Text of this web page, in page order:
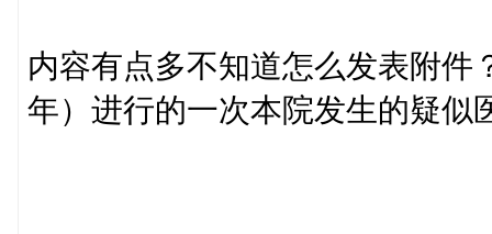
内容有点多不知道怎么发表附件
年）进行的一次本院发生的疑似